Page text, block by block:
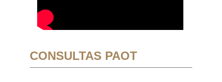
CONSULTAS PAOT